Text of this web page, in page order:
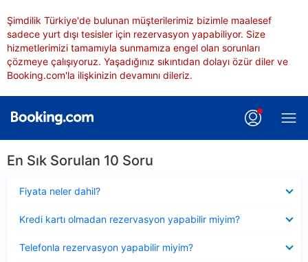
Şimdilik Türkiye'de bulunan müşterilerimiz bizimle maalesef
sadece yurt dışı tesisler için rezervasyon yapabiliyor. Size
hizmetlerimizi tamamıyla sunmamıza engel olan sorunları
çözmeye çalışıyoruz. Yaşadığınız sıkıntıdan dolayı özür diler ve
Booking.com'la ilişkinizin devamını dileriz.
En Sık Sorulan 10 Soru
Fiyata neler dahil?
Kredi kartı olmadan rezervasyon yapabilir miyim?
Telefonla rezervasyon yapabilir miyim?